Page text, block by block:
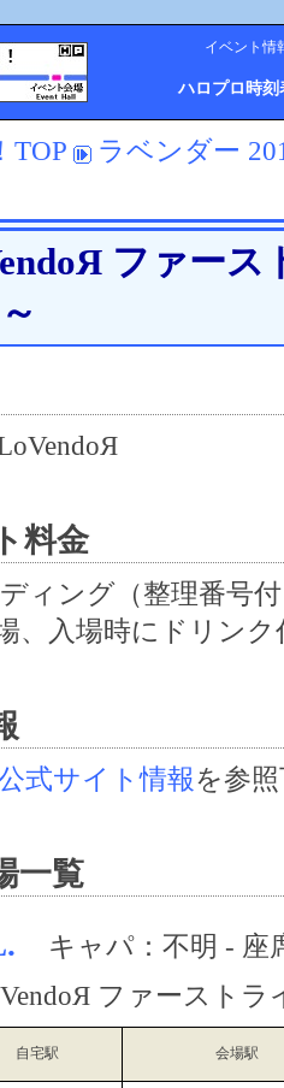
イベント情
ハロプロ時刻
TOP
ラベンダー
ファース
料金
ィング（整理番号
、入場時にドリンク
式サイト情報を参
一覧
キャパ：不明 - 座
ファーストラ
自宅駅 会場駅